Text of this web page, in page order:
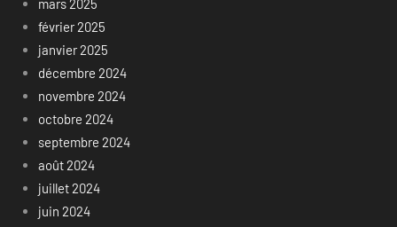
mars 2025
février 2025
janvier 2025
décembre 2024
novembre 2024
octobre 2024
septembre 2024
août 2024
juillet 2024
juin 2024